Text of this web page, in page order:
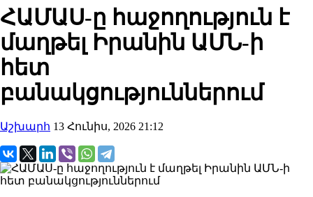
ՀԱՄԱՍ-ը հաջողություն է
մաղթել Իրանին ԱՄՆ-ի
հետ
բանակցություններում
Աշխարհ 13 Հունիս, 2026 21:12